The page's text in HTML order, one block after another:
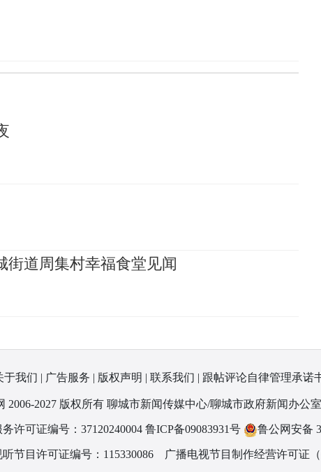
道周集村幸福食堂见闻
于我们 | 广告服务 | 版权声明 | 联系我们 | 跟帖评论自律管理承诺
2006-2027 版权所有 聊城市新闻传媒中心/聊城市政府新闻办公
许可证编号：37120240004 鲁ICP备09083931号 鲁公网安备
节目许可证编号：115330086 广播电视节目制作经营许可证